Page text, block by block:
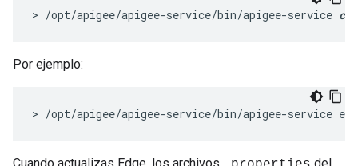
> /opt/apigee/apigee-service/bin/apigee-service
Por ejemplo:
> /opt/apigee/apigee-service/bin/apigee-service